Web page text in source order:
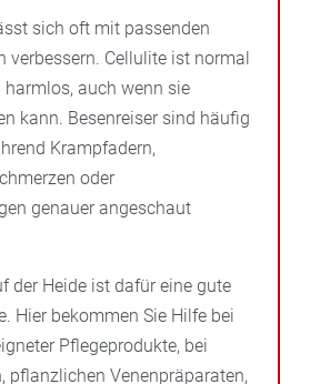
sich oft mit passenden
verbessern. Cellulite ist normal
auch wenn sie
kann. Besenreiser sind häufig
Krampfadern,
oder
genauer angeschaut
der Heide ist dafür eine gute
Hier bekommen Sie Hilfe bei
Pflegeprodukte, bei
pflanzlichen Venenpräparaten,